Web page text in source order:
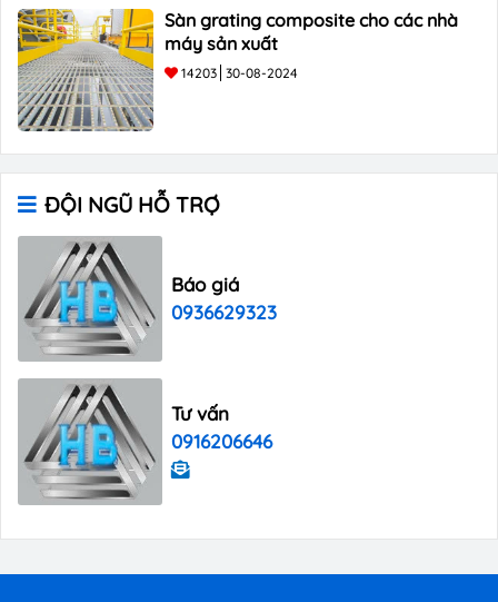
Sàn grating composite cho các nhà
máy sản xuất
14203 30-08-2024
ĐỘI NGŨ HỖ TRỢ
Báo giá
0936629323
Tư vấn
0916206646